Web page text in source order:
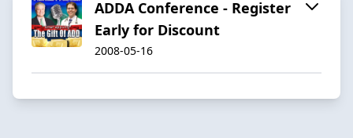
ADDA Conference - Register
Early for Discount
2008-05-16